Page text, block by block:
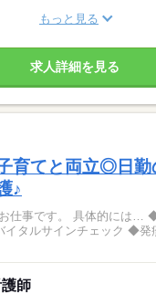
もっと見る
求人詳細を見る
育てと両立◎日勤
♪
は… ◆内服薬の管理 ◆カ
タルサインチェック ◆発
師